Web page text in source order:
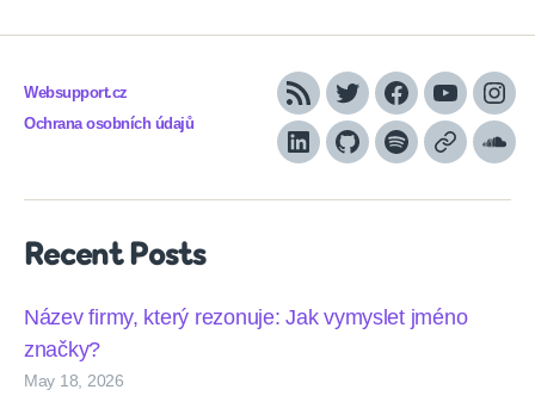
Websupport.cz
Ochrana osobních údajů
RSS TwitterFacebook
YouTube
LinkedInGithubSpotifyApple
Recent Posts
Název firmy, který rezonuje: Jak vymyslet jméno
značky?
May 18, 2026